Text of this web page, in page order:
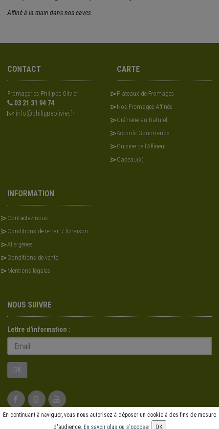
Affiné à la main dans nos caves
CONTACT
Fromageries Philippe Olivier
03 21 31 94 74
info@philippeolivier.fr
CARTE
Plateaux de Fromages
Nos Fromages Affinés
Crémerie au Naturel
Accords Gourmands
Cuisine de l'Affineur
Cadeau(x)
INFORMATION
Contactez nous
Conditions de retrait / livraison
Allergènes
Conditions de vente
Mentions légales
NOUS SUIVRE
Lettre d'information :
OK
SaasFood - Logiciel de gestion de commande sur internet et en
En continuant à naviguer, vous nous autorisez à déposer un cookie à des fins de mesure
d'audience. En savoir plus ou s'opposer OK